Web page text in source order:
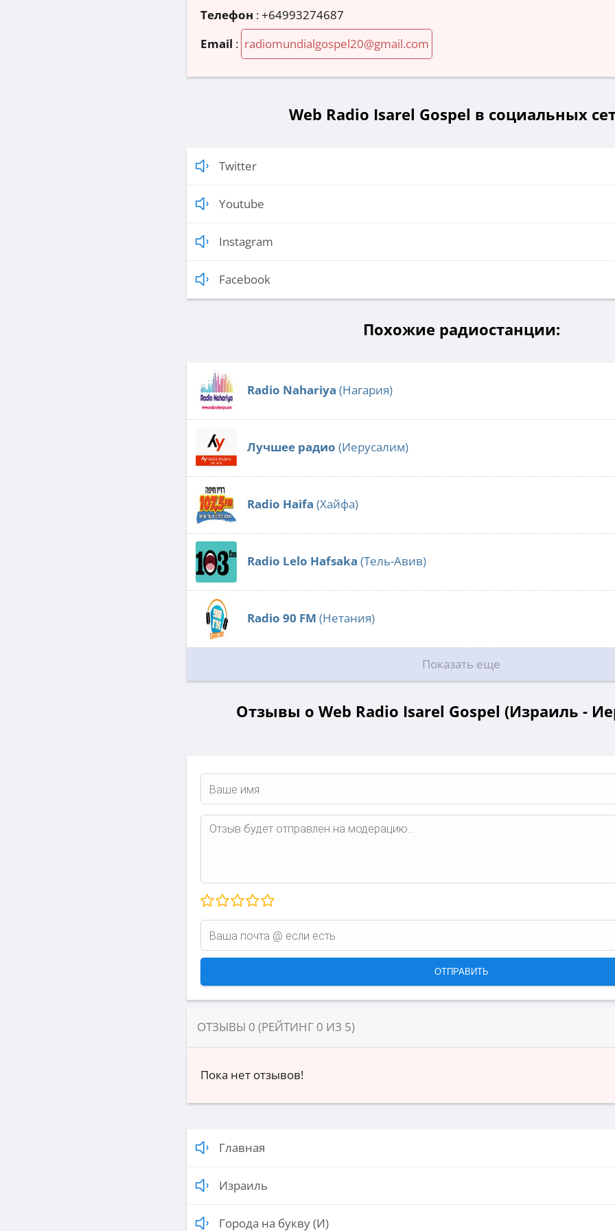
Телефон :+64993274687
Email : radiomundialgospel20@gmail.com
Web Radio Isarel Gospel в социальных
Twitter
Youtube
Instagram
Facebook
Похожие радиостанции:
Radio Nahariya (Нагария)
Лучшее радио (Иерусалим)
Radio Haifa (Хайфа)
Radio Lelo Hafsaka (Тель-Авив)
Radio 90 FM (Нетания)
Показать еще
Отзывы о Web Radio Isarel Gospel (Израиль -
ОТЗЫВЫ 0 (РЕЙТИНГ 0 ИЗ 5)
Пока нет отзывов!
Главная
Израиль
Города на букву (И)